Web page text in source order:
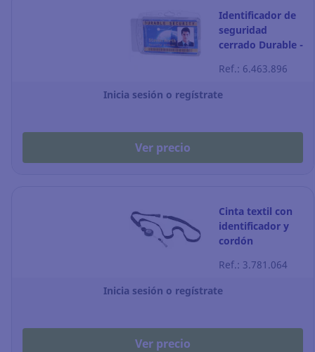
Identificador de
seguridad
cerrado Durable -
Pack de 10
Ref.: 6.463.896
Inicia sesión o regístrate
Ver precio
Cinta textil con
identificador y
cordón
Durable - negro -
Ref.: 3.781.064
Inicia sesión o regístrate
Ver precio